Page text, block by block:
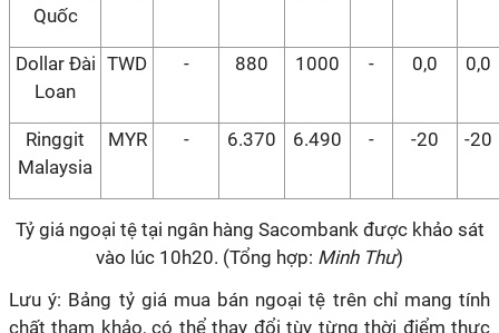
Quốc
Dollar Đài
Loan
TWD - 880 1000 - 0,0 0,0
Ringgit
Malaysia
MYR - 6.370 6.490 - -20 -20
Tỷ giá ngoại tệ tại ngân hàng Sacombank được khảo sát
vào lúc 10h20. (Tổng hợp: Minh Thư)
Lưu ý: Bảng tỷ giá mua bán ngoại tệ trên chỉ mang tính
chất tham khảo, có thể thay đổi tùy từng thời điểm thực